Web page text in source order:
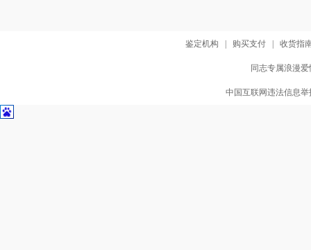
鉴定机构 购买支付 收货指
同志专属浪漫
中国互联网违法信息